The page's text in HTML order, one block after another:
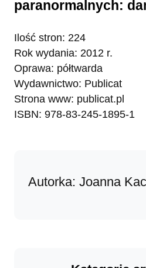
paranormalnych:
Ilość stron: 224
Rok wydania: 2012 r.
Oprawa: półtwarda
Wydawnictwo: Publicat
Strona www: publicat.pl
ISBN: 978-83-245-1895-1
Autorka: Joanna